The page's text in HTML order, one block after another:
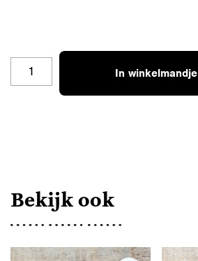
In winkelmandje
Bekijk ook